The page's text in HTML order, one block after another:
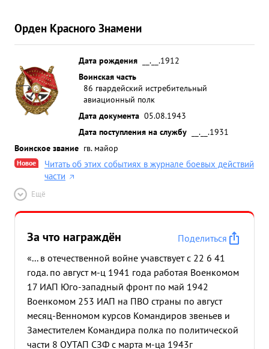
Орден Красного Знамени
Дата рождения
__.__.1912
Воинская часть
86 гвардейский истребительный
авиационный полк
Дата документа 05.08.1943
Дата поступления на службу
__.__.1931
Воинское звание гв. майор
Новое
Читать об этих событиях в журнале боевых действий
части
Ещё
За что награждён
Поделиться
«... в отечественной войне учавствует с 22 6 41
года. по август м-ц 1941 года работая Военкомом
17 ИАП Юго-западный фронт по май 1942
Военкомом 253 ИАП на ПВО страны по август
месяц-Венномом курсов Командиров звеньев и
Заместителем Командира полка по политической
части 8 ОУТАП СЗФ с марта м-ца 1943г